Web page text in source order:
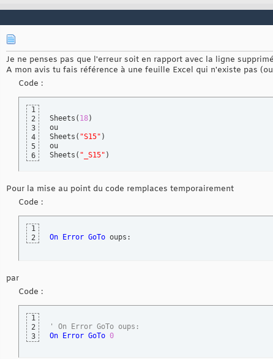
Je ne penses pas que l'erreur soit en rapport avec la ligne
A mon avis tu fais référence à une feuille Excel qui n'existe pas
Code :
1
2
3
4
5
6
Sheets ( 18)
ou
Sheets ( "S15" )
ou
Sheets ( "_S15" )
Pour la mise au point du code remplaces temporairement
Code :
1
2
On Error GoTo oups:
par
Code :
1
2
3
' On Error GoTo oups:
On
Error GoTo 0